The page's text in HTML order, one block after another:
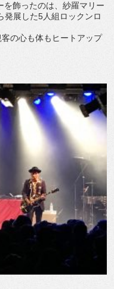
飾ったのは、紗羅マリー
発展した5人組ロックンロ
の心も体もヒートアップ